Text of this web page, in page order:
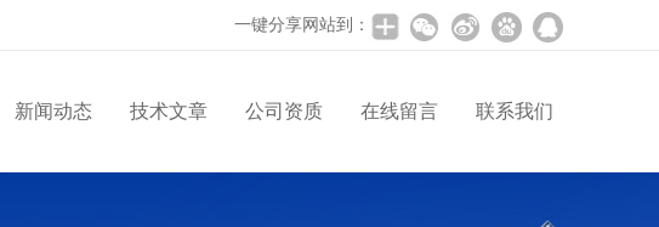
一键分享网站到：
新闻动态 技术文章 公司资质 在线留言 联系我们